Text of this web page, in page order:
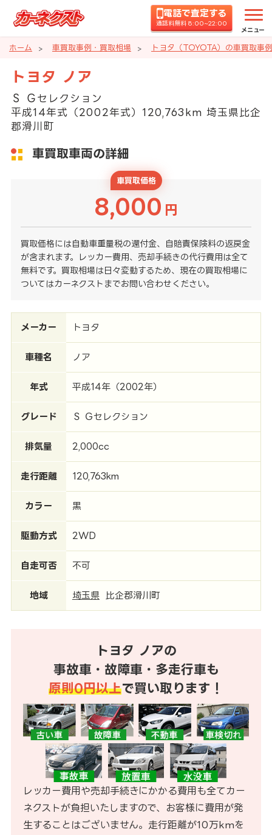
電話で査定する
通話料無料 8:00~22:00
メニュー
ホーム 車買取事例・買取相場 トヨタ（TOYOTA）の車買取事
トヨタ ノア
Ｓ Ｇセレクション
平成14年式（2002年式）120,763km 埼玉県比企
郡滑川町
車買取車両の詳細
車買取価格
8,000 円
買取価格には自動車重量税の還付金、自賠責保険料の返戻金
が含まれます。レッカー費用、売却手続きの代行費用は全て
無料です。買取相場は日々変動するため、現在の買取相場に
ついてはカーネクストまでお問い合わせください。
メーカー トヨタ
車種名 ノア
年式 平成14年（2002年）
グレード Ｓ Ｇセレクション
排気量 2,000cc
走行距離 120,763km
カラー 黒
駆動方式 2WD
自走可否 不可
地域 埼玉県 比企郡滑川町
トヨタ ノアの
事故車・故障車・多走行車も
原則0円以上で買い取ります！
レッカー費用や売却手続きにかかる費用も全てカー
ネクストが負担いたしますので、お客様に費用が発
生することはございません。走行距離が10万kmを